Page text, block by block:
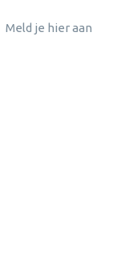
Meld je hier aan